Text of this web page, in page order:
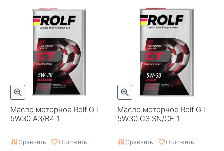
Масло моторное Rolf GT
5W30 A3/B4 1
Сравнить Отложить
Масло моторное Rolf GT
5W30 C3 SN/CF 1
Сравнить Отложить